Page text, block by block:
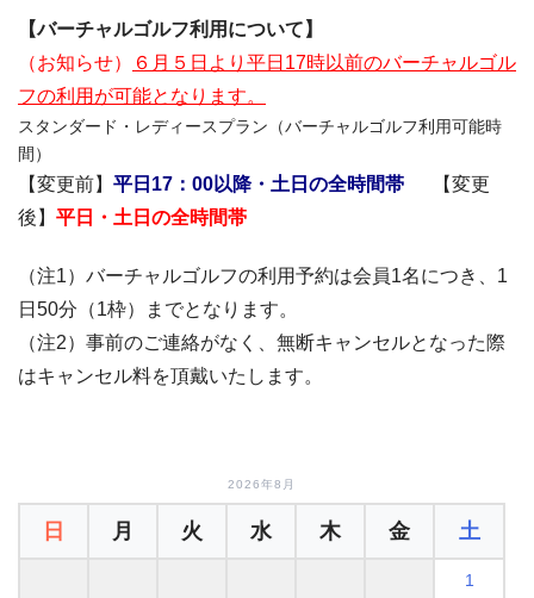
【バーチャルゴルフ利用について】
（お知らせ）
６月５日より平日17時以前のバーチャルゴル
フの利用が可能となります。
スタンダード・レディースプラン（バーチャルゴルフ利用可能時
間）
【変更前】 平日17：00以降・土日の全時間帯
【変更
後】 平日・土日の全時間帯
（注1）バーチャルゴルフの利用予約は会員1名につき、1
日50分（1枠）までとなります。
（注2）事前のご連絡がなく、無断キャンセルとなった際
はキャンセル料を頂戴いたします。
2026年8月
日 月 火 水 木 金 土
1